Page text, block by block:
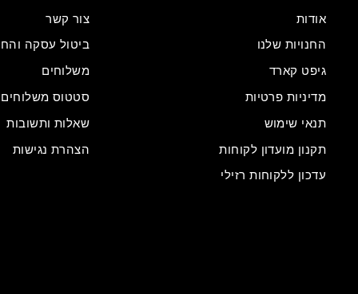
אודות
החנויות שלנו
גיפט קארד
מדיניות פרטיות
תנאי שימוש
תקנון מועדון לקוחות
עדכון ללקוחות רזילי
צור קשר
ביטול עסקה
משלוחים
סטטוס משלוחים
שאלות ותשובות
הצהרת נגישות